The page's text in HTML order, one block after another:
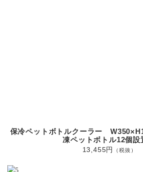
保冷ペットボトルクーラー
凍ペットボトル12個設
13,455円
（税抜）